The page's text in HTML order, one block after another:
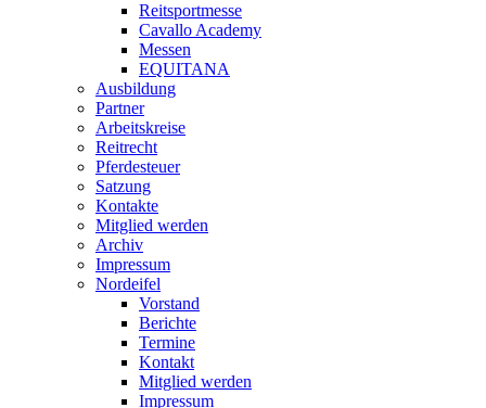
Reitsportmesse
Cavallo Academy
Messen
EQUITANA
Ausbildung
Partner
Arbeitskreise
Reitrecht
Pferdesteuer
Satzung
Kontakte
Mitglied werden
Archiv
Impressum
Nordeifel
Vorstand
Berichte
Termine
Kontakt
Mitglied werden
Impressum